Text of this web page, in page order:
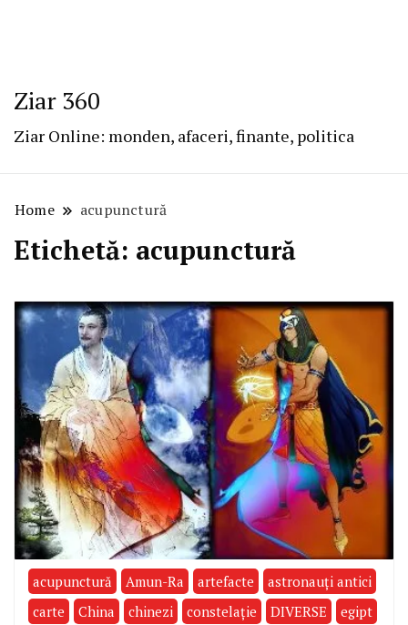
Ziar 360
Ziar Online: monden, afaceri, finante, politica
Home acupunctură
Etichetă: acupunctură
acupunctură Amun-Ra artefacte
astronauţi antici
carte
China chinezi constelaţie DIVERSE
egipt